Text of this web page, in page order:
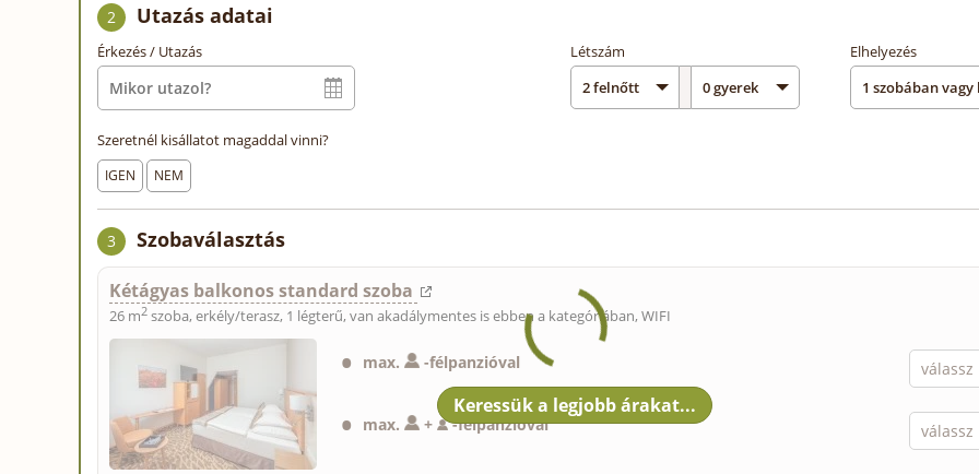
2 Utazás adatai
Érkezés / Utazás Létszám Elhelyezés
Szeretnél kisállatot magaddal vinni?
IGEN NEM
3 Szobaválasztás
Kétágyas balkonos standard szoba
26 m2 szoba, erkély/terasz, 1 légterű, van akadálymentes is ebben a kategóriában, WIFI
max. -félpanzióval
max. + -félpanzióval